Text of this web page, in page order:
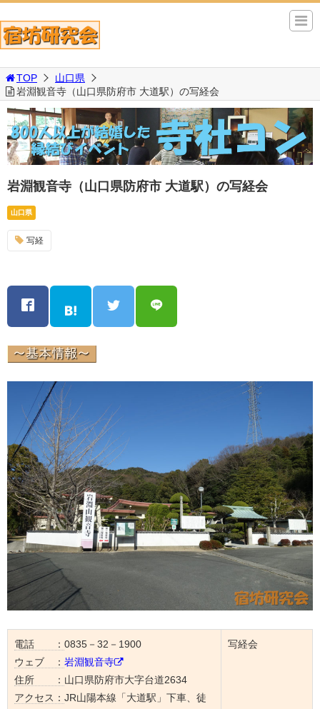
TOP
山口県
岩淵観音寺（山口県防府市 大道駅）の写経会
岩淵観音寺（山口県防府市 大道駅）の写経会
山口県
写経
電話 ： 0835－32－1900
ウェブ ： 岩淵観音寺
住所 ： 山口県防府市大字台道2634
アクセス： JR山陽本線「大道駅」下車、徒
写経会